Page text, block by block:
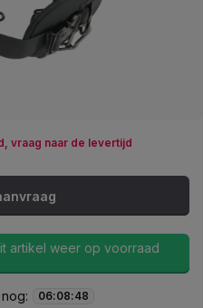
vraag naar de levertijd
artikel weer op voorraad
06:08:48